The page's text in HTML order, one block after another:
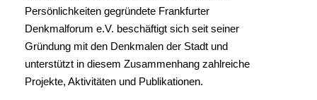
Persönlichkeiten gegründete Frankfurter
Denkmalforum e.V. beschäftigt sich seit seiner
Gründung mit den Denkmalen der Stadt und
unterstützt in diesem Zusammenhang zahlreiche
Projekte, Aktivitäten und Publikationen.